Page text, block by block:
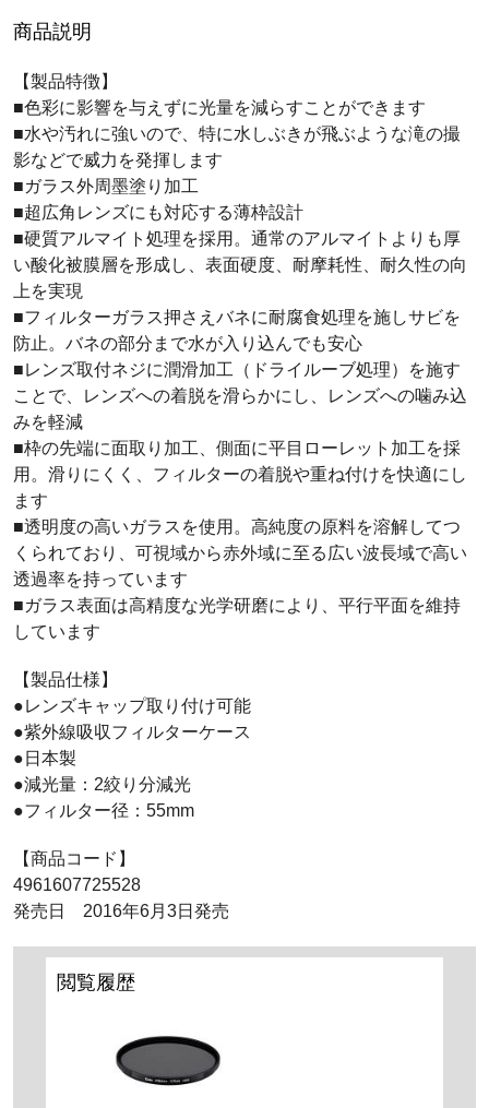
商品説明
【製品特徴】
■色彩に影響を与えずに光量を減らすことができます
■水や汚れに強いので、特に水しぶきが飛ぶような滝の撮
影などで威力を発揮します
■ガラス外周墨塗り加工
■超広角レンズにも対応する薄枠設計
■硬質アルマイト処理を採用。通常のアルマイトよりも厚
い酸化被膜層を形成し、表面硬度、耐摩耗性、耐久性の向
上を実現
■フィルターガラス押さえバネに耐腐食処理を施しサビを
防止。バネの部分まで水が入り込んでも安心
■レンズ取付ネジに潤滑加工（ドライルーブ処理）を施す
ことで、レンズへの着脱を滑らかにし、レンズへの噛み込
みを軽減
■枠の先端に面取り加工、側面に平目ローレット加工を採
用。滑りにくく、フィルターの着脱や重ね付けを快適にし
ます
■透明度の高いガラスを使用。高純度の原料を溶解してつ
くられており、可視域から赤外域に至る広い波長域で高い
透過率を持っています
■ガラス表面は高精度な光学研磨により、平行平面を維持
しています
【製品仕様】
●レンズキャップ取り付け可能
●紫外線吸収フィルターケース
●日本製
●減光量：2絞り分減光
●フィルター径：55mm
【商品コード】
4961607725528
発売日 2016年6月3日発売
閲覧履歴